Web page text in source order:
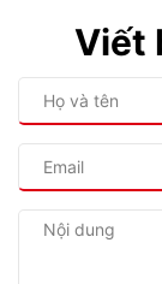
Viết